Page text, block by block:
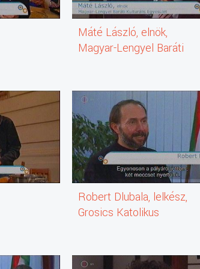
egyik kedvelt úticélja. Nevezetességeit,
Máté László, elnök,
Magyar-Lengyel Baráti
Robert Dlubala, lelkész,
Grosics Katolikus